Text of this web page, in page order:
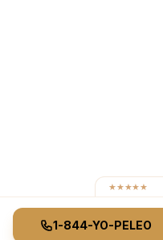
★★★★★
1-844-YO-PELEO